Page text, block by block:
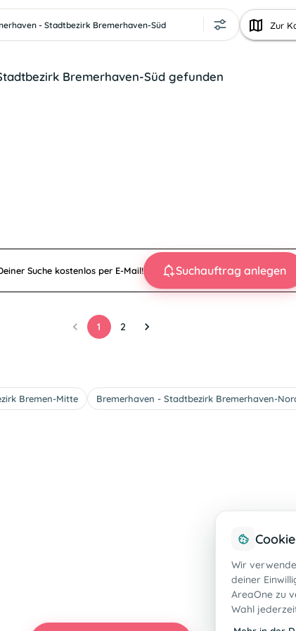
- Stadtbezirk Bremerhaven-Süd Zur
Bremerhaven-Süd gefunden
Suche kostenlos per E-Mail! Suchauftrag anlegen
1 2
Bremen-Mitte Bremerhaven - Stadtbezirk Bremerhaven-
Wir
deiner
AreaOne zu
Wahl